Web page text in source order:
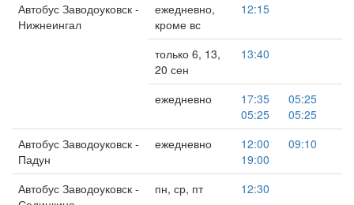
Автобус Заводоуковск -
Нижнеингал
ежедневно,
кроме вс
12:15
только 6, 13,
20 сен
13:40
ежедневно 17:35
05:25
05:25
05:25
Автобус Заводоуковск -
Падун
ежедневно 12:00
09:10
19:00
Автобус Заводоуковск -
пн, ср, пт 12:30